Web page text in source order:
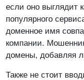
если оно выглядит
популярного
доменное имя
компании.
домены, добавляя
Также не стоит